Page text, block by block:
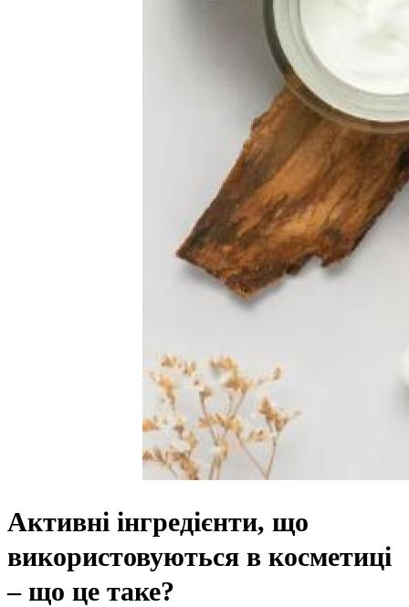
Активні інгредієнти, що
використовуються в косметиці
– що це таке?